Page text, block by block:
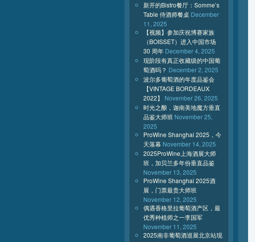
新开的Bistro餐厅：Somme’s
Table 侍酒师餐桌 December
11, 2025
【视频】参加庆祝博赛家族
（BOISSET）进入中国市场
30 周年 December 4, 2025
现阶段有真正收藏级的中国葡
萄酒吗？ December 2, 2025
波尔多葡萄酒的年度品鉴会
【VINTAGE BORDEAUX
2022】
November 26, 2025
时光之酿，迦南美地魔方垂直
品鉴大师班 November 25,
2025
ProWine Shanghai 2025，今
天落幕 November 14, 2025
2025ProWine上海酒展大师
班，加贝兰多年份垂直品鉴
November 13, 2025
ProWine Shanghai 2025酒
展，门票最贵大师班
November 12, 2025
偶遇香格里拉葡萄酒产区，最
优秀种植师之一李国军
November 11, 2025
2025南非葡萄酒巡展北京站现